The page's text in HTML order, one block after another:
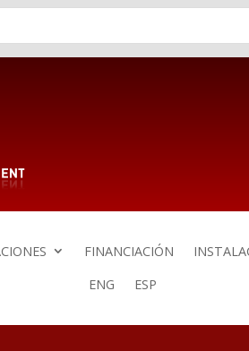
FINANCIACIÓN
ENG
ESP